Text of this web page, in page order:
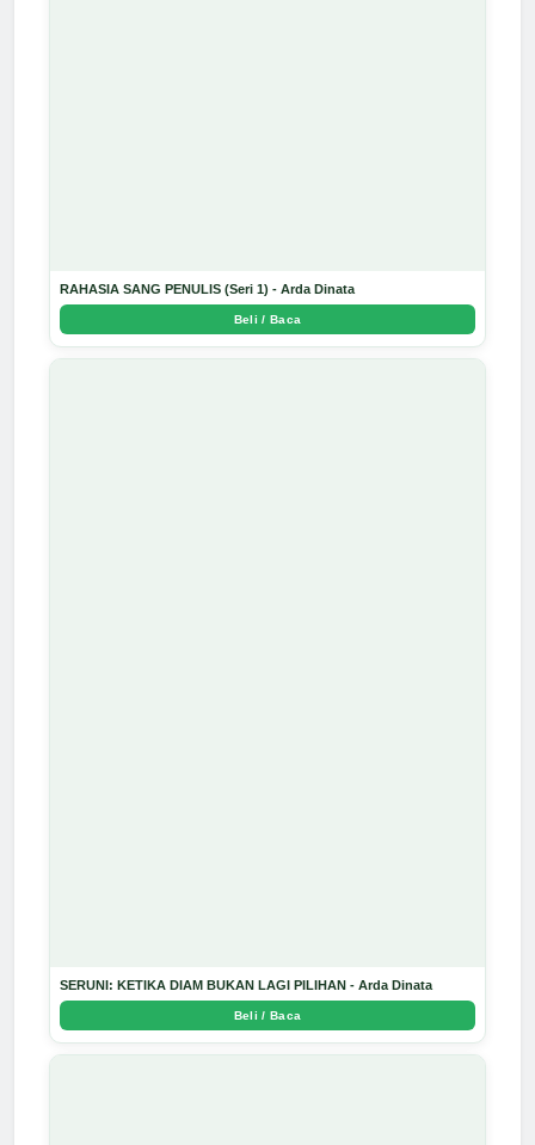
RAHASIA SANG PENULIS (Seri 1) - Arda Dinata
Beli / Baca
SERUNI: KETIKA DIAM BUKAN LAGI PILIHAN - Arda Dinata
Beli / Baca